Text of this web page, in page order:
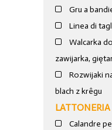
Gru a
Linea di
Walcarka
zawijarka,
Rozwijaki
blach z krêgu
LATTONERIA
Calandre